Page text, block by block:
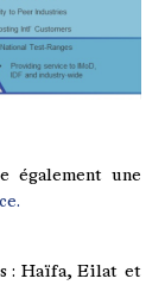
également une
: Haïfa, Eilat et